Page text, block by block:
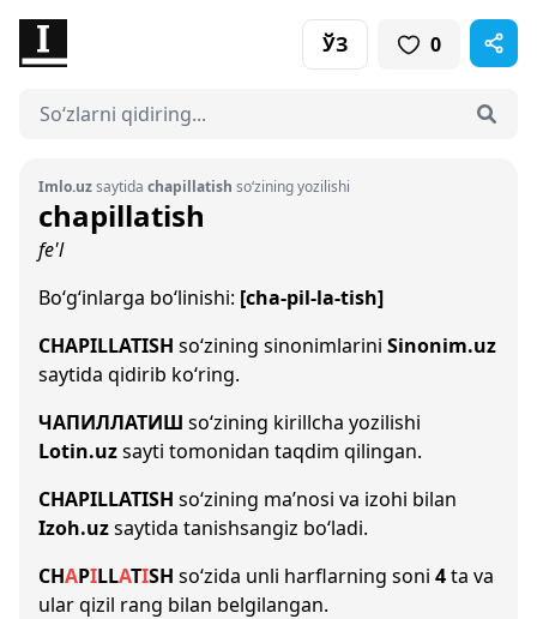
ЎЗ 0
Imlo.uzsaytida chapillatish so‘zining yozilishi
chapillatish
fe'l
Bo‘g‘inlarga bo‘linishi: [cha-pil-la-tish]
CHAPILLATISH so‘zining sinonimlarini Sinonim.uz
saytida qidirib ko‘ring.
ЧАПИЛЛАТИШ so‘zining kirillcha yozilishi
Lotin.uzsayti tomonidan taqdim qilingan.
CHAPILLATISH so‘zining ma’nosi va izohi bilan
Izoh.uzsaytida tanishsangiz bo‘ladi.
CHAPILLATISH so‘zida unli harflarning soni 4ta va
ular qizil rang bilan belgilangan.